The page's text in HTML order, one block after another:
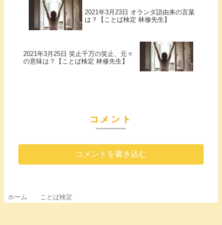
2021年3月23日 オランダ語由来の言葉
は？【ことば検定 林修先生】
2021年3月25日 笑止千万の笑止、元々
の意味は？【ことば検定 林修先生】
コメント
コメントを書き込む
ホーム ことば検定